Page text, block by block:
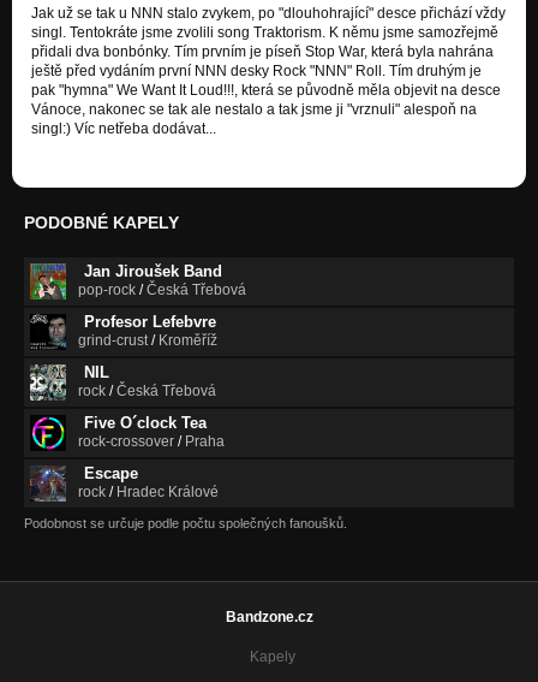
Nezařazeno
Traktorism
Nezařazeno
Botky
Nezařazeno
MathSong
Nezařazeno
Hymnnna
Nezařazeno
Pandy Jdou!!!
Nezařazeno
Vánoce
Nezařazeno
Nezařazeno
Jak už se tak u NNN stalo zvykem, po "dlouhohrající" desce přichází vždy
singl. Tentokráte jsme zvolili song Traktorism. K němu jsme samozřejmě
přidali dva bonbónky. Tím prvním je píseň Stop War, která byla nahrána
ještě před vydáním první NNN desky Rock "NNN" Roll. Tím druhým je
pak "hymna" We Want It Loud!!!, která se původně měla objevit na desce
Vánoce, nakonec se tak ale nestalo a tak jsme ji "vrznuli" alespoň na
singl:) Víc netřeba dodávat...
PODOBNÉ KAPELY
Jan Jiroušek Band
pop-rock /Česká Třebová
Profesor Lefebvre
grind-crust / Kroměříž
NIL
rock /Česká Třebová
Five O´clock Tea
rock-crossover / Praha
Escape
rock / Hradec Králové
Podobnost se určuje podle počtu společných fanoušků.
Bandzone.cz
Kapely